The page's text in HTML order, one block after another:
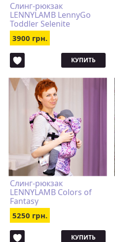
Слинг-рюкзак
LENNYLAMB LennyGo
Toddler Selenite
3900 грн.
КУПИТЬ
Слинг-рюкзак
LENNYLAMB Colors of
Fantasy
5250 грн.
КУПИТЬ